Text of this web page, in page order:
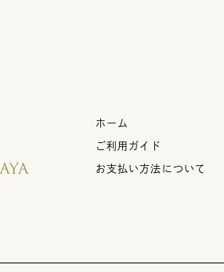
ホーム
ご利用ガイド
お支払い方法について